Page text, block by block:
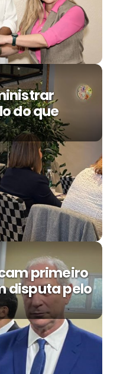
do que
primeiro
disputa pelo